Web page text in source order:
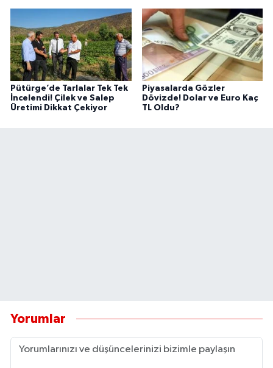
Pütürge’de Tarlalar Tek Tek
İncelendi! Çilek ve Salep
Üretimi Dikkat Çekiyor
Piyasalarda Gözler
Dövizde! Dolar ve Euro Kaç
TL Oldu?
Yorumlar